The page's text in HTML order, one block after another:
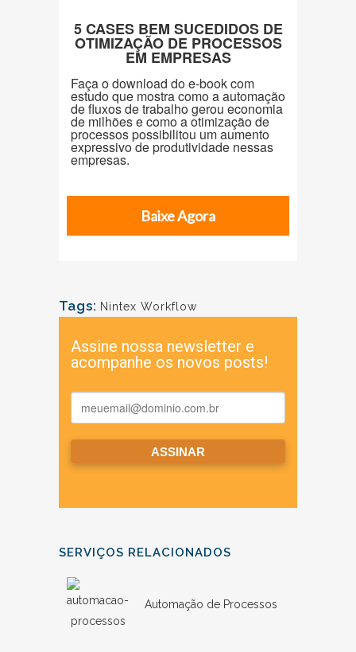
Tags: Nintex Workflow
SERVIÇOS RELACIONADOS
Automação de Processos